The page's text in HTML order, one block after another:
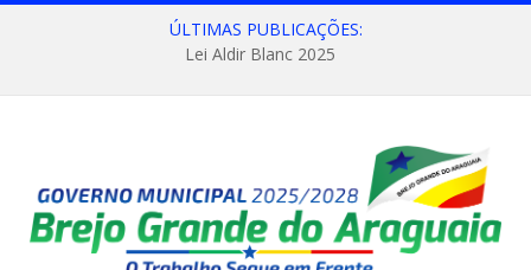
ÚLTIMAS PUBLICAÇÕES:
Lei Aldir Blanc 2025